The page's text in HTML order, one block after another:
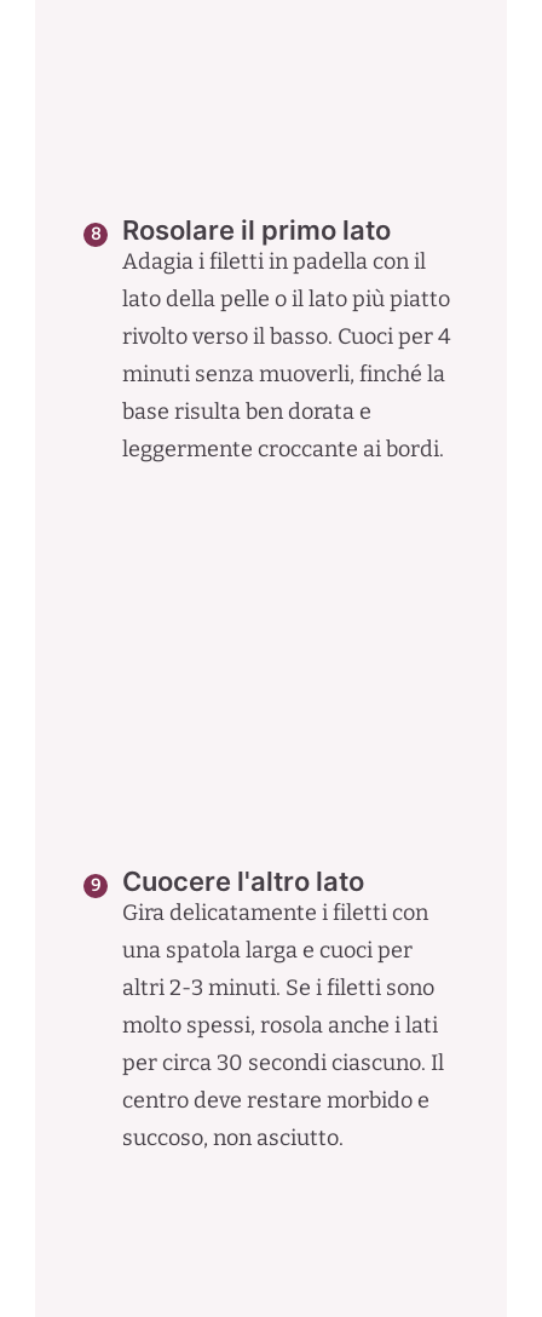
Rosolare il primo lato
Adagia i filetti in padella con il
lato della pelle o il lato più piatto
rivolto verso il basso. Cuoci per 4
minuti senza muoverli, finché la
base risulta ben dorata e
leggermente croccante ai bordi.
Cuocere l'altro lato
Gira delicatamente i filetti con
una spatola larga e cuoci per
altri 2-3 minuti. Se i filetti sono
molto spessi, rosola anche i lati
per circa 30 secondi ciascuno. Il
centro deve restare morbido e
succoso, non asciutto.